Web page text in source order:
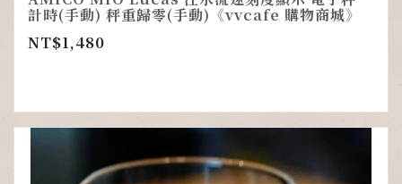
計時(手動) 秤重歸零(手動)《vvcafe 購物商城》
NT$1,480